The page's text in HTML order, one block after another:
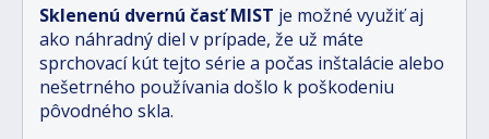
Sklenenú dvernú časť MIST je možné využiť aj
ako náhradný diel v prípade, že už máte
sprchovací kút tejto série a počas inštalácie alebo
nešetrného používania došlo k poškodeniu
pôvodného skla.